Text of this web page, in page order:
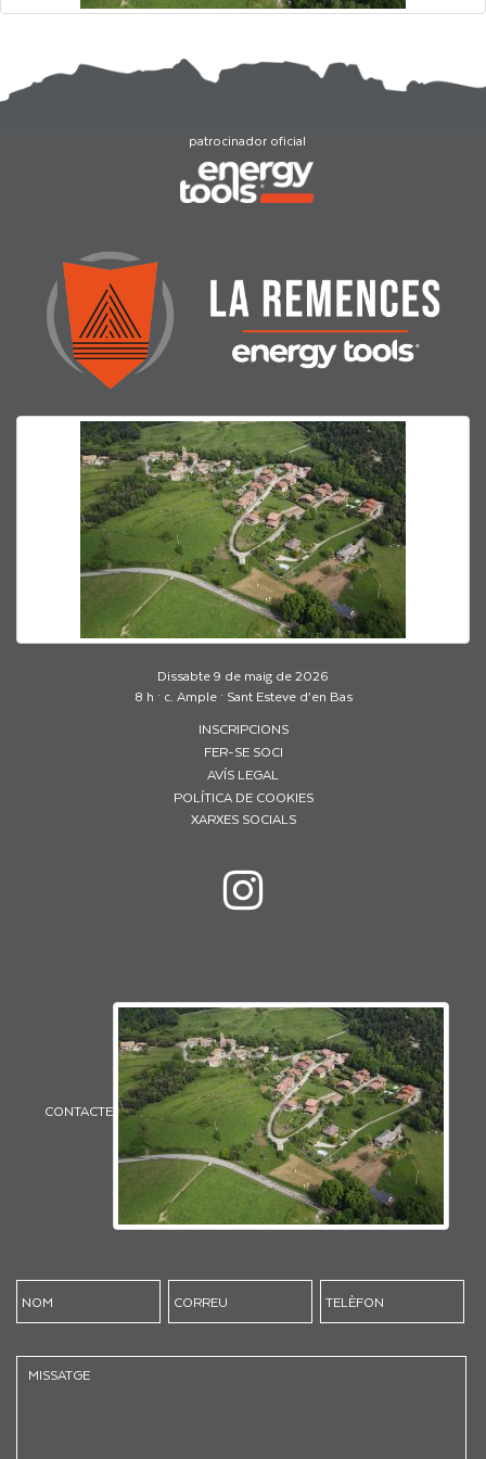
patrocinador oficial
Dissabte 9 de maig de 2026
8 h · c. Ample · Sant Esteve d’en Bas
INSCRIPCIONS
FER-SE SOCI
AVÍS LEGAL
POLÍTICA DE COOKIES
XARXES SOCIALS
CONTACTE